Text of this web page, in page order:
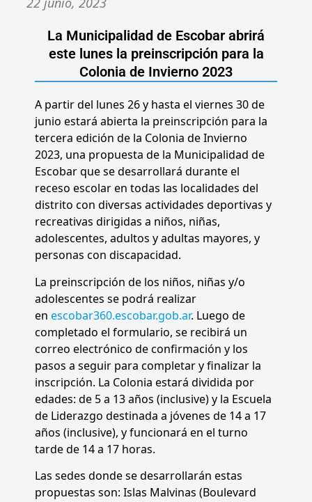
La Municipalidad de Escobar abrirá
este lunes la preinscripción para la
Colonia de Invierno 2023
A partir del lunes 26 y hasta el viernes 30 de
junio estará abierta la preinscripción para la
tercera edición de la Colonia de Invierno
2023, una propuesta de la Municipalidad de
Escobar que se desarrollará durante el
receso escolar en todas las localidades del
distrito con diversas actividades deportivas y
recreativas dirigidas a niños, niñas,
adolescentes, adultos y adultas mayores, y
personas con discapacidad.
La preinscripción de los niños, niñas y/o
adolescentes se podrá realizar
en escobar360.escobar.gob.ar. Luego de
completado el formulario, se recibirá un
correo electrónico de confirmación y los
pasos a seguir para completar y finalizar la
inscripción. La Colonia estará dividida por
edades: de 5 a 13 años (inclusive) y la Escuela
de Liderazgo destinada a jóvenes de 14 a 17
años (inclusive), y funcionará en el turno
tarde de 14 a 17 horas.
Las sedes donde se desarrollarán estas
propuestas son: Islas Malvinas (Boulevard